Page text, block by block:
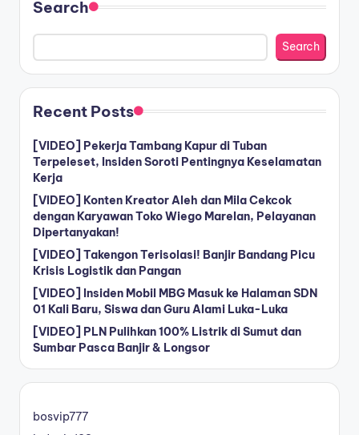
Search
Search
Recent Posts
[VIDEO] Pekerja Tambang Kapur di Tuban
Terpeleset, Insiden Soroti Pentingnya Keselamatan
Kerja
[VIDEO] Konten Kreator Aleh dan Mila Cekcok
dengan Karyawan Toko Wiego Marelan, Pelayanan
Dipertanyakan!
[VIDEO] Takengon Terisolasi! Banjir Bandang Picu
Krisis Logistik dan Pangan
[VIDEO] Insiden Mobil MBG Masuk ke Halaman SDN
01 Kali Baru, Siswa dan Guru Alami Luka-Luka
[VIDEO] PLN Pulihkan 100% Listrik di Sumut dan
Sumbar Pasca Banjir & Longsor
bosvip777